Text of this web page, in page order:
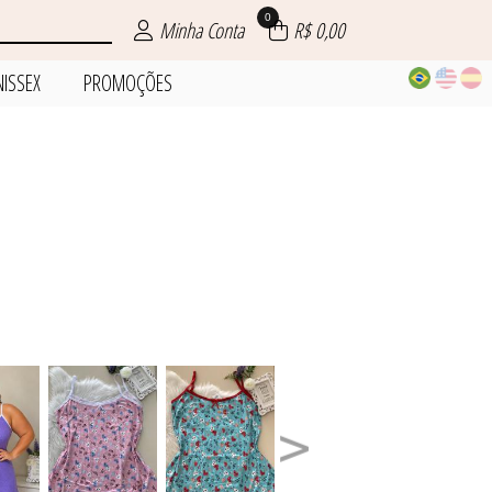
Minha Conta 0
R$ 0,00
PROMOÇÕES